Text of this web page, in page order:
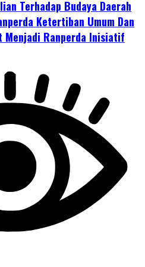
Terhadap Budaya Daerah
Ketertiban Umum Dan
Menjadi Ranperda Inisiatif